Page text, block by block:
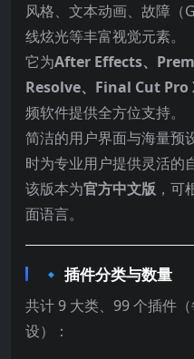
风格、文本动画、故障
线炫光等丰富视觉元素。
它为After Effects、
Resolve、Final Cut
频软件提供全方位支持。
简洁的用户界面与海量预
时为专业用户提供灵活的
该版本为官方中文版 ，可
面语言。
🔹 插件分类与数量
共计 9 大类、99 个插件
设）：